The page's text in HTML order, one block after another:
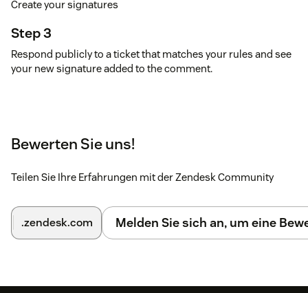
Create your signatures
Step 3
Respond publicly to a ticket that matches your rules and see
your new signature added to the comment.
Bewerten Sie uns!
Teilen Sie Ihre Erfahrungen mit der Zendesk Community
.zendesk.com Melden Sie sich an, um eine